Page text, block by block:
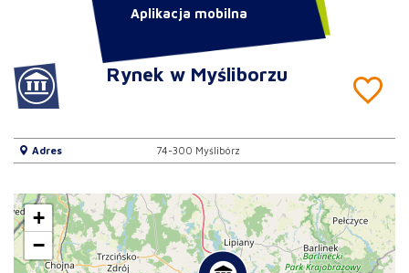
Rynek w Myśliborzu
Adres 74-300 Myślibórz
+
−
Aplikacja mobilna